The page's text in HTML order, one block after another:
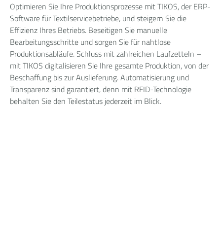
Optimieren Sie Ihre Produktionsprozesse mit TIKOS, der ERP-
Software für Textilservicebetriebe, und steigern Sie die
Effizienz Ihres Betriebs. Beseitigen Sie manuelle
Bearbeitungsschritte und sorgen Sie für nahtlose
Produktionsabläufe. Schluss mit zahlreichen Laufzetteln –
mit TIKOS digitalisieren Sie Ihre gesamte Produktion, von der
Beschaffung bis zur Auslieferung. Automatisierung und
Transparenz sind garantiert, denn mit RFID-Technologie
behalten Sie den Teilestatus jederzeit im Blick.